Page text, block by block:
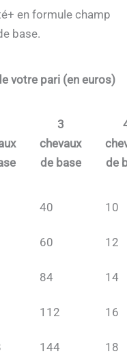
en formule champ
base.
votre pari (en euros)
3
chevaux
de base
de
40 10
60 12
84 14
112 16
144 18